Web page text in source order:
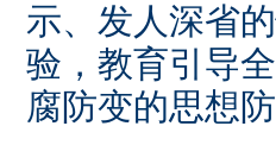
示、发人深省
验，教育引导
腐防变的思想